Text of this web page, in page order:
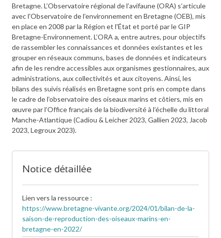
Bretagne. L’Observatoire régional de l’avifaune (ORA) s’articule
avec l'Observatoire de l’environnement en Bretagne (OEB), mis
en place en 2008 par la Région et l'État et porté par le GIP
Bretagne-Environnement. L’ORA a, entre autres, pour objectifs
de rassembler les connaissances et données existantes et les
grouper en réseaux communs, bases de données et indicateurs
afin de les rendre accessibles aux organismes gestionnaires, aux
administrations, aux collectivités et aux citoyens. Ainsi, les
bilans des suivis réalisés en Bretagne sont pris en compte dans
le cadre de l’observatoire des oiseaux marins et côtiers, mis en
œuvre par l’Office français de la biodiversité à l’échelle du littoral
Manche-Atlantique (Cadiou & Leicher 2023, Gallien 2023, Jacob
2023, Legroux 2023).
Notice détaillée
Lien vers la ressource
https://www.bretagne-vivante.org/2024/01/bilan-de-la-
saison-de-reproduction-des-oiseaux-marins-en-
bretagne-en-2022/